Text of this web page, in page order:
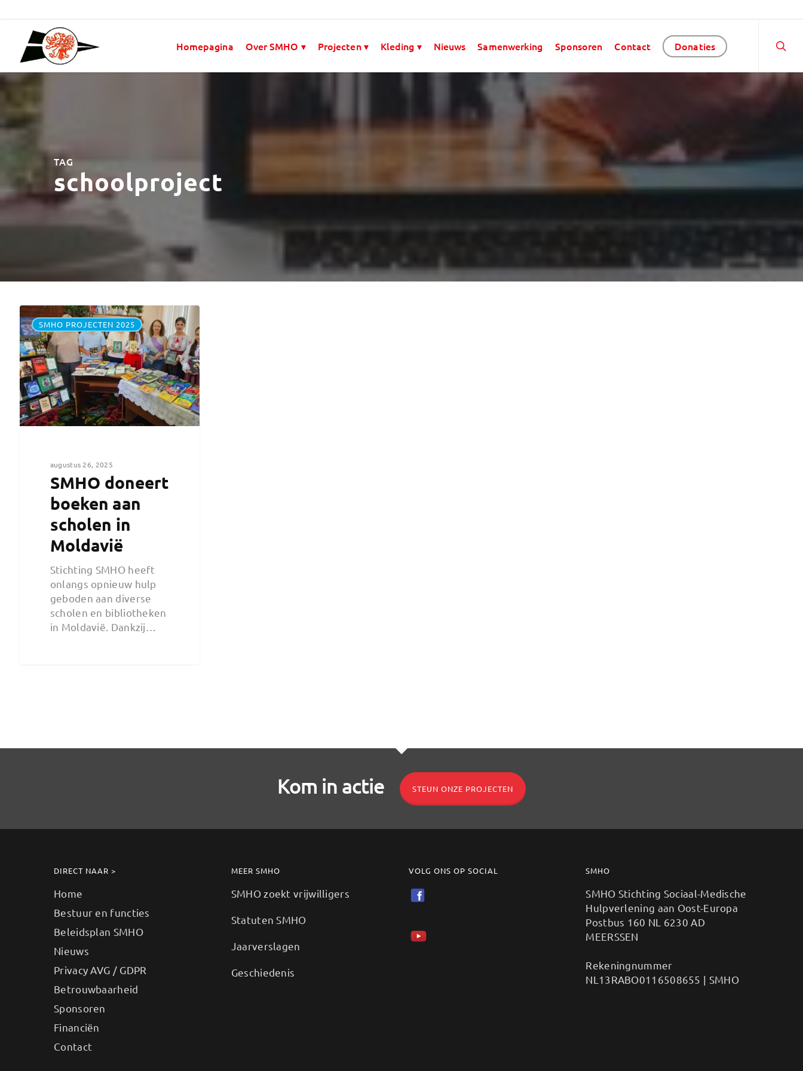
Homepagina Over SMHO ▾ Projecten ▾ Kleding ▾ Nieuws Samenwerking Sponsoren Contact Donaties
TAG
schoolproject
SMHO PROJECTEN 2025
augustus 26, 2025
SMHO doneert
boeken aan
scholen in
Moldavië
Stichting SMHO heeft
onlangs opnieuw hulp
geboden aan diverse
scholen en bibliotheken
in Moldavië. Dankzij…
Kom in actie STEUN ONZE PROJECTEN
DIRECT NAAR >
Home
Bestuur en functies
Beleidsplan SMHO
Nieuws
Privacy AVG / GDPR
Betrouwbaarheid
Sponsoren
Financiën
Contact
MEER SMHO
SMHO zoekt vrijwilligers
Statuten SMHO
Jaarverslagen
Geschiedenis
VOLG ONS OP SOCIAL SMHO
SMHO Stichting Sociaal-Medische
Hulpverlening aan Oost-Europa
Postbus 160 NL 6230 AD
MEERSSEN
Rekeningnummer
NL13RABO0116508655 | SMHO